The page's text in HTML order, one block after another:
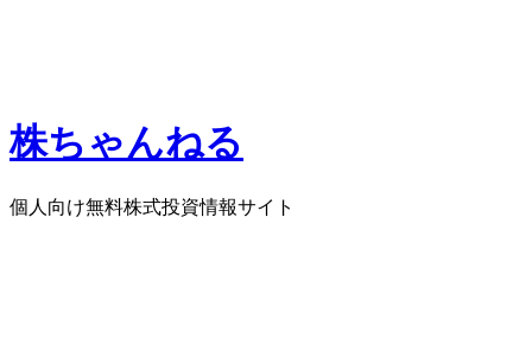
株ちゃんねる
個人向け無料株式投資情報サイト